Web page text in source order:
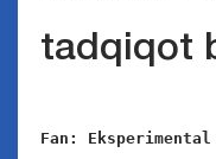
tadqiqot
Fan: